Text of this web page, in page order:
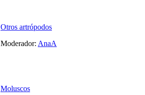
Otros artrópodos
Moderador: AnaA
Moluscos